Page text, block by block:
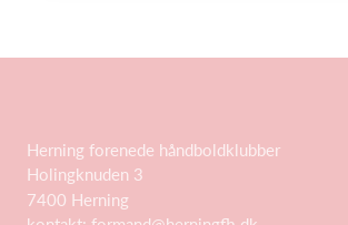
Herning forenede håndboldklubber
Holingknuden 3
7400 Herning